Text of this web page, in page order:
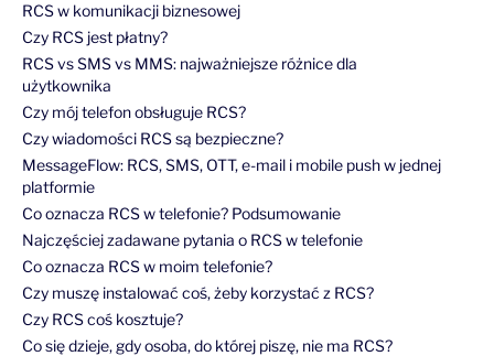
RCS w komunikacji biznesowej
Czy RCS jest płatny?
RCS vs SMS vs MMS: najważniejsze różnice dla
użytkownika
Czy mój telefon obsługuje RCS?
Czy wiadomości RCS są bezpieczne?
MessageFlow: RCS, SMS, OTT, e-mail i mobile push w jednej
platformie
Co oznacza RCS w telefonie? Podsumowanie
Najczęściej zadawane pytania o RCS w telefonie
Co oznacza RCS w moim telefonie?
Czy muszę instalować coś, żeby korzystać z RCS?
Czy RCS coś kosztuje?
Co się dzieje, gdy osoba, do której piszę, nie ma RCS?